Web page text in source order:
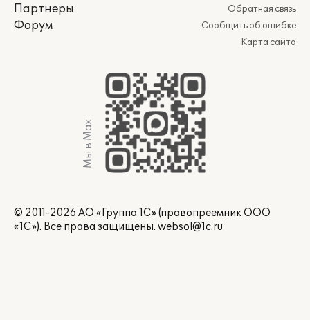
Партнеры
Форум
Обратная связь
Сообщить об ошибке
Карта сайта
Мы в Max
© 2011-2026 АО «Группа 1С» (правопреемник ООО
«1С»). Все права защищены. websol@1c.ru